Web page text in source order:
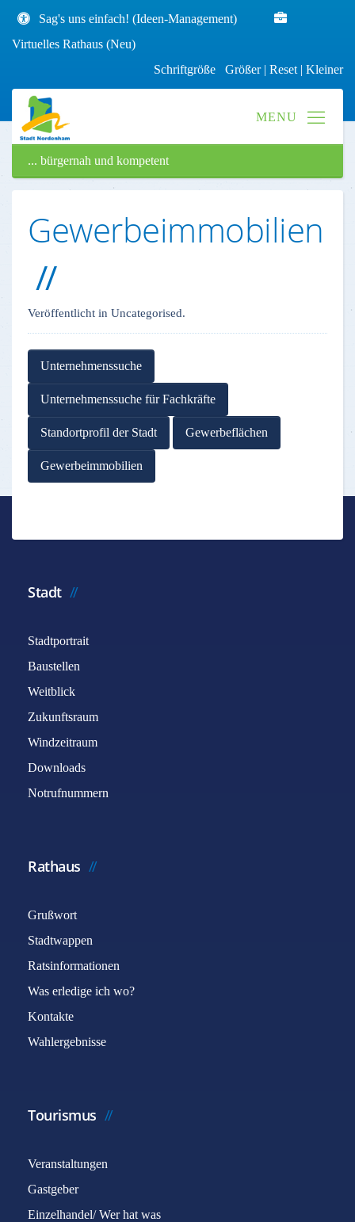
Sag's uns einfach! (Ideen-Management)
Virtuelles Rathaus (Neu)
Schriftgröße Größer| Reset | Kleiner
... bürgernah und kompetent
Gewerbeimmobilien
Veröffentlicht in Uncategorised.
Unternehmenssuche
Unternehmenssuche für Fachkräfte
Standortprofil der Stadt Gewerbeflächen
Gewerbeimmobilien
Stadt
Stadtportrait
Baustellen
Weitblick
Zukunftsraum
Windzeitraum
Downloads
Notrufnummern
Rathaus
Grußwort
Stadtwappen
Ratsinformationen
Was erledige ich wo?
Kontakte
Wahlergebnisse
Tourismus
Veranstaltungen
Gastgeber
Einzelhandel/ Wer hat was